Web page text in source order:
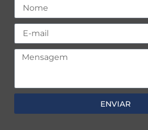
ENVIAR